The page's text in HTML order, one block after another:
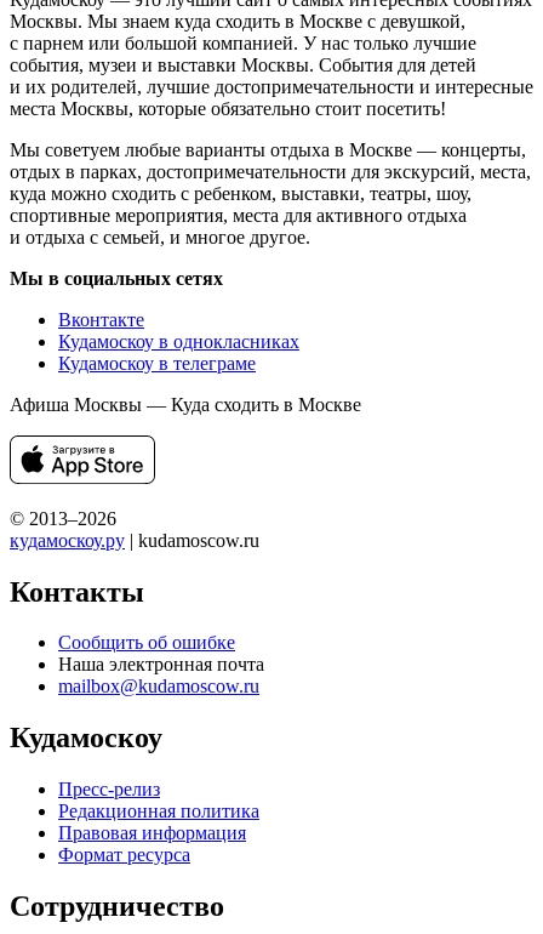
Москвы. Мы знаем куда сходить в Москве с девушкой,
с парнем или большой компанией. У нас только лучшие
события, музеи и выставки Москвы. События для детей
и их родителей, лучшие достопримечательности и интересные
места Москвы, которые обязательно стоит посетить!
Мы советуем любые варианты отдыха в Москве — концерты,
отдых в парках, достопримечательности для экскурсий, места,
куда можно сходить с ребенком, выставки, театры, шоу,
спортивные мероприятия, места для активного отдыха
и отдыха с семьей, и многое другое.
Мы в социальных сетях
Вконтакте
Кудамоскоу в однокласниках
Кудамоскоу в телеграме
Афиша Москвы — Куда сходить в Москве
© 2013–2026
кудамоскоу.ру | kudamoscow.ru
Контакты
Сообщить об ошибке
Наша электронная почта
mailbox@kudamoscow.ru
Кудамоскоу
Пресс-релиз
Редакционная политика
Правовая информация
Формат ресурса
Сотрудничество